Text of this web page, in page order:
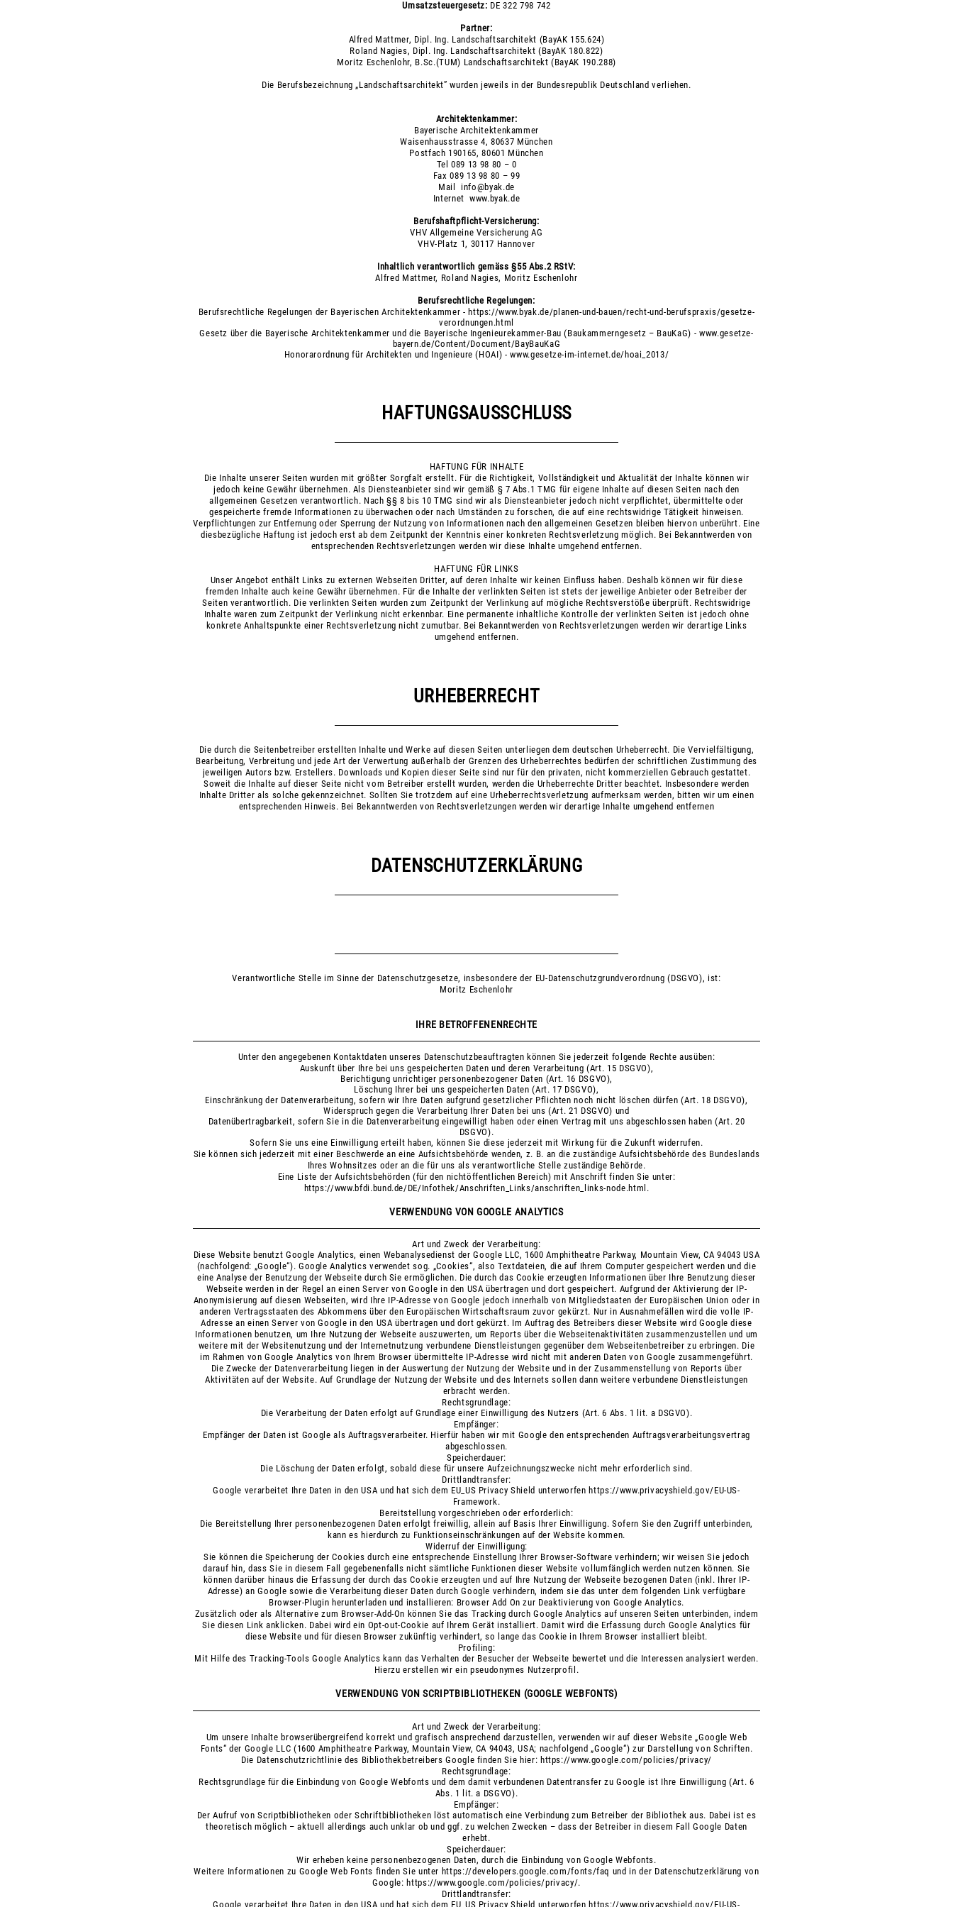
Umsatzsteuergesetz: DE 322 798 742
Partner:
Alfred Mattmer, Dipl. Ing. Landschaftsarchitekt (BayAK 155.624)
Roland Nagies, Dipl. Ing. Landschaftsarchitekt (BayAK 180.822)
Moritz Eschenlohr, B.Sc.(TUM) Landschaftsarchitekt (BayAK 190.288)
Die Berufsbezeichnung „Landschaftsarchitekt” wurden jeweils in der Bundesrepublik Deutschland verliehen.
Architektenkammer:
Bayerische Architektenkammer
Waisenhausstrasse 4, 80637 München
Postfach 190165, 80601 München
Tel 089 13 98 80 – 0
Fax 089 13 98 80 – 99
Mail info@byak.de
Internetwww.byak.de
Berufshaftpflicht-Versicherung:
VHV Allgemeine Versicherung AG
VHV-Platz 1, 30117 Hannover
Inhaltlich verantwortlich gemäss §55 Abs.2 RStV:
Alfred Mattmer, Roland Nagies, Moritz Eschenlohr
Berufsrechtliche Regelungen:
Berufsrechtliche Regelungen der Bayerischen Architektenkammer -https://www.byak.de/planen-und-bauen/recht-und-berufspraxis/gesetze-
verordnungen.html
Gesetz über die Bayerische Architektenkammer und die Bayerische Ingenieurekammer-Bau (Baukammerngesetz – BauKaG) - www.gesetze-
bayern.de/Content/Document/BayBauKaG
Honorarordnung für Architekten und Ingenieure (HOAI) -www.gesetze-im-internet.de/hoai_2013/
HAFTUNGSAUSSCHLUSS
HAFTUNG FÜR INHALTE
Die Inhalte unserer Seiten wurden mit größter Sorgfalt erstellt. Für die Richtigkeit, Vollständigkeit und Aktualität der Inhalte können wir
jedoch keine Gewähr übernehmen. Als Diensteanbieter sind wir gemäß § 7 Abs.1 TMG für eigene Inhalte auf diesen Seiten nach den
allgemeinen Gesetzen verantwortlich. Nach §§ 8 bis 10 TMG sind wir als Diensteanbieter jedoch nicht verpflichtet, übermittelte oder
gespeicherte fremde Informationen zu überwachen oder nach Umständen zu forschen, die auf eine rechtswidrige Tätigkeit hinweisen.
Verpflichtungen zur Entfernung oder Sperrung der Nutzung von Informationen nach den allgemeinen Gesetzen bleiben hiervon unberührt. Eine
diesbezügliche Haftung ist jedoch erst ab dem Zeitpunkt der Kenntnis einer konkreten Rechtsverletzung möglich. Bei Bekanntwerden von
entsprechenden Rechtsverletzungen werden wir diese Inhalte umgehend entfernen.
HAFTUNG FÜR LINKS
Unser Angebot enthält Links zu externen Webseiten Dritter, auf deren Inhalte wir keinen Einfluss haben. Deshalb können wir für diese
fremden Inhalte auch keine Gewähr übernehmen. Für die Inhalte der verlinkten Seiten ist stets der jeweilige Anbieter oder Betreiber der
Seiten verantwortlich. Die verlinkten Seiten wurden zum Zeitpunkt der Verlinkung auf mögliche Rechtsverstöße überprüft. Rechtswidrige
Inhalte waren zum Zeitpunkt der Verlinkung nicht erkennbar. Eine permanente inhaltliche Kontrolle der verlinkten Seiten ist jedoch ohne
konkrete Anhaltspunkte einer Rechtsverletzung nicht zumutbar. Bei Bekanntwerden von Rechtsverletzungen werden wir derartige Links
umgehend entfernen.
URHEBERRECHT
Die durch die Seitenbetreiber erstellten Inhalte und Werke auf diesen Seiten unterliegen dem deutschen Urheberrecht. Die Vervielfältigung,
Bearbeitung, Verbreitung und jede Art der Verwertung außerhalb der Grenzen des Urheberrechtes bedürfen der schriftlichen Zustimmung des
jeweiligen Autors bzw. Erstellers. Downloads und Kopien dieser Seite sind nur für den privaten, nicht kommerziellen Gebrauch gestattet.
Soweit die Inhalte auf dieser Seite nicht vom Betreiber erstellt wurden, werden die Urheberrechte Dritter beachtet. Insbesondere werden
Inhalte Dritter als solche gekennzeichnet. Sollten Sie trotzdem auf eine Urheberrechtsverletzung aufmerksam werden, bitten wir um einen
entsprechenden Hinweis. Bei Bekanntwerden von Rechtsverletzungen werden wir derartige Inhalte umgehend entfernen
DATENSCHUTZERKLÄRUNG
Verantwortliche Stelle im Sinne der Datenschutzgesetze, insbesondere der EU-Datenschutzgrundverordnung (DSGVO), ist:
Moritz Eschenlohr
IHRE BETROFFENENRECHTE
Unter den angegebenen Kontaktdaten unseres Datenschutzbeauftragten können Sie jederzeit folgende Rechte ausüben:
Auskunft über Ihre bei uns gespeicherten Daten und deren Verarbeitung (Art. 15 DSGVO),
Berichtigung unrichtiger personenbezogener Daten (Art. 16 DSGVO),
Löschung Ihrer bei uns gespeicherten Daten (Art. 17 DSGVO),
Einschränkung der Datenverarbeitung, sofern wir Ihre Daten aufgrund gesetzlicher Pflichten noch nicht löschen dürfen (Art. 18 DSGVO),
Widerspruch gegen die Verarbeitung Ihrer Daten bei uns (Art. 21 DSGVO) und
Datenübertragbarkeit, sofern Sie in die Datenverarbeitung eingewilligt haben oder einen Vertrag mit uns abgeschlossen haben (Art. 20
DSGVO).
Sofern Sie uns eine Einwilligung erteilt haben, können Sie diese jederzeit mit Wirkung für die Zukunft widerrufen.
Sie können sich jederzeit mit einer Beschwerde an eine Aufsichtsbehörde wenden, z. B. an die zuständige Aufsichtsbehörde des Bundeslands
Ihres Wohnsitzes oder an die für uns als verantwortliche Stelle zuständige Behörde.
Eine Liste der Aufsichtsbehörden (für den nichtöffentlichen Bereich) mit Anschrift finden Sie unter:
https://www.bfdi.bund.de/DE/Infothek/Anschriften_Links/anschriften_links-node.html .
VERWENDUNG VON GOOGLE ANALYTICS
Art und Zweck der Verarbeitung:
Diese Website benutzt Google Analytics, einen Webanalysedienst der Google LLC, 1600 Amphitheatre Parkway, Mountain View, CA 94043 USA
(nachfolgend: „Google“). Google Analytics verwendet sog. „Cookies“, also Textdateien, die auf Ihrem Computer gespeichert werden und die
eine Analyse der Benutzung der Webseite durch Sie ermöglichen. Die durch das Cookie erzeugten Informationen über Ihre Benutzung dieser
Webseite werden in der Regel an einen Server von Google in den USA übertragen und dort gespeichert. Aufgrund der Aktivierung der IP-
Anonymisierung auf diesen Webseiten, wird Ihre IP-Adresse von Google jedoch innerhalb von Mitgliedstaaten der Europäischen Union oder in
anderen Vertragsstaaten des Abkommens über den Europäischen Wirtschaftsraum zuvor gekürzt. Nur in Ausnahmefällen wird die volle IP-
Adresse an einen Server von Google in den USA übertragen und dort gekürzt. Im Auftrag des Betreibers dieser Website wird Google diese
Informationen benutzen, um Ihre Nutzung der Webseite auszuwerten, um Reports über die Webseitenaktivitäten zusammenzustellen und um
weitere mit der Websitenutzung und der Internetnutzung verbundene Dienstleistungen gegenüber dem Webseitenbetreiber zu erbringen. Die
im Rahmen von Google Analytics von Ihrem Browser übermittelte IP-Adresse wird nicht mit anderen Daten von Google zusammengeführt.
Die Zwecke der Datenverarbeitung liegen in der Auswertung der Nutzung der Website und in der Zusammenstellung von Reports über
Aktivitäten auf der Website. Auf Grundlage der Nutzung der Website und des Internets sollen dann weitere verbundene Dienstleistungen
erbracht werden.
Rechtsgrundlage:
Die Verarbeitung der Daten erfolgt auf Grundlage einer Einwilligung des Nutzers (Art. 6 Abs. 1 lit. a DSGVO).
Empfänger:
Empfänger der Daten ist Google als Auftragsverarbeiter. Hierfür haben wir mit Google den entsprechenden Auftragsverarbeitungsvertrag
abgeschlossen.
Speicherdauer:
Die Löschung der Daten erfolgt, sobald diese für unsere Aufzeichnungszwecke nicht mehr erforderlich sind.
Drittlandtransfer:
Google verarbeitet Ihre Daten in den USA und hat sich dem EU_US Privacy Shield unterworfen https://www.privacyshield.gov/EU-US-
Framework.
Bereitstellung vorgeschrieben oder erforderlich:
Die Bereitstellung Ihrer personenbezogenen Daten erfolgt freiwillig, allein auf Basis Ihrer Einwilligung. Sofern Sie den Zugriff unterbinden,
kann es hierdurch zu Funktionseinschränkungen auf der Website kommen.
Widerruf der Einwilligung:
Sie können die Speicherung der Cookies durch eine entsprechende Einstellung Ihrer Browser-Software verhindern; wir weisen Sie jedoch
darauf hin, dass Sie in diesem Fall gegebenenfalls nicht sämtliche Funktionen dieser Website vollumfänglich werden nutzen können. Sie
können darüber hinaus die Erfassung der durch das Cookie erzeugten und auf Ihre Nutzung der Webseite bezogenen Daten (inkl. Ihrer IP-
Adresse) an Google sowie die Verarbeitung dieser Daten durch Google verhindern, indem sie das unter dem folgenden Link verfügbare
Browser-Plugin herunterladen und installieren: Browser Add On zur Deaktivierung von Google Analytics.
Zusätzlich oder als Alternative zum Browser-Add-On können Sie das Tracking durch Google Analytics auf unseren Seiten unterbinden, indem
Siediesen Link anklicken. Dabei wird ein Opt-out-Cookie auf Ihrem Gerät installiert. Damit wird die Erfassung durch Google Analytics für
diese Website und für diesen Browser zukünftig verhindert, so lange das Cookie in Ihrem Browser installiert bleibt.
Profiling:
Mit Hilfe des Tracking-Tools Google Analytics kann das Verhalten der Besucher der Webseite bewertet und die Interessen analysiert werden.
Hierzu erstellen wir ein pseudonymes Nutzerprofil.
VERWENDUNG VON SCRIPTBIBLIOTHEKEN (GOOGLE WEBFONTS)
Art und Zweck der Verarbeitung:
Um unsere Inhalte browserübergreifend korrekt und grafisch ansprechend darzustellen, verwenden wir auf dieser Website „Google Web
Fonts“ der Google LLC (1600 Amphitheatre Parkway, Mountain View, CA 94043, USA; nachfolgend „Google“) zur Darstellung von Schriften.
Die Datenschutzrichtlinie des Bibliothekbetreibers Google finden Sie hier: https://www.google.com/policies/privacy/
Rechtsgrundlage:
Rechtsgrundlage für die Einbindung von Google Webfonts und dem damit verbundenen Datentransfer zu Google ist Ihre Einwilligung (Art. 6
Abs. 1 lit. a DSGVO).
Empfänger:
Der Aufruf von Scriptbibliotheken oder Schriftbibliotheken löst automatisch eine Verbindung zum Betreiber der Bibliothek aus. Dabei ist es
theoretisch möglich – aktuell allerdings auch unklar ob und ggf. zu welchen Zwecken – dass der Betreiber in diesem Fall Google Daten
erhebt.
Speicherdauer:
Wir erheben keine personenbezogenen Daten, durch die Einbindung von Google Webfonts.
Weitere Informationen zu Google Web Fonts finden Sie unter https://developers.google.com/fonts/faq und in der Datenschutzerklärung von
Google:https://www.google.com/policies/privacy/.
Drittlandtransfer:
Google verarbeitet Ihre Daten in den USA und hat sich dem EU_US Privacy Shield unterworfenhttps://www.privacyshield.gov/EU-US-